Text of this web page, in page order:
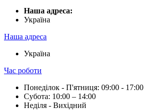
Наша адреса:
Українa
Наша адреса
Українa
Час роботи
Понеділок - П'ятниця: 09:00 - 17:00
Субота: 10:00 – 14:00
Неділя - Вихідний